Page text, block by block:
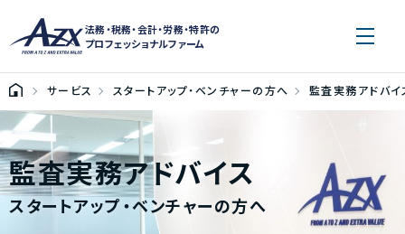
法務・税務・会計・労務・特許の
プロフェッショナルファーム
サービス スタートアップ・ベンチャーの方へ 監査実務アドバイ
監査実務アドバイス
スタートアップ・ベンチャーの方へ